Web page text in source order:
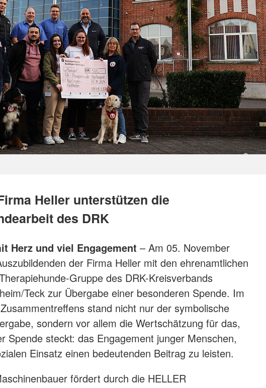
Heller unterstützen die
des DRK
Herz und viel Engagement – Am 05. November
der Firma Heller mit den ehrenamtlichen
Gruppe des DRK-Kreisverbands
Teck zur Übergabe einer besonderen Spende. Im
stand nicht nur der symbolische
sondern vor allem die Wertschätzung für das,
Spende steckt: das Engagement junger Menschen,
Einsatz einen bedeutenden Beitrag zu leisten.
fördert durch die HELLER